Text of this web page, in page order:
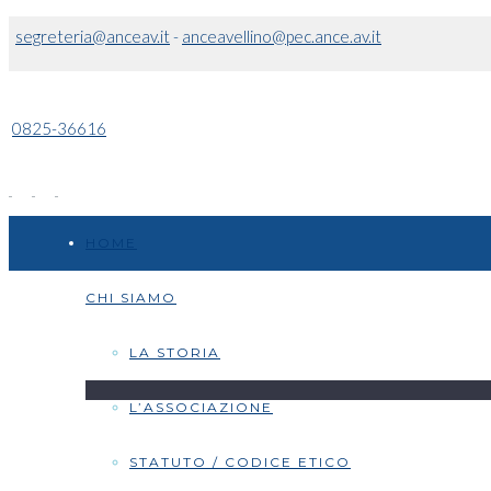
segreteria@anceav.it- anceavellino@pec.ance.av.it
0825-36616
CHI SIAMO
LA STORIA
L’ASSOCIAZIONE
STATUTO / CODICE ETICO